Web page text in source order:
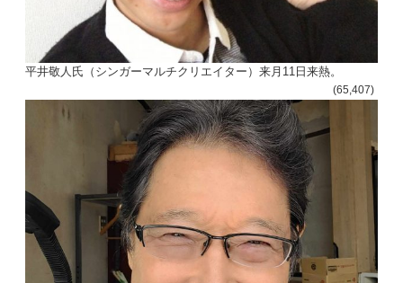
平井敬人氏（シンガーマルチクリエイター）来月11日来熱。
(65,407)